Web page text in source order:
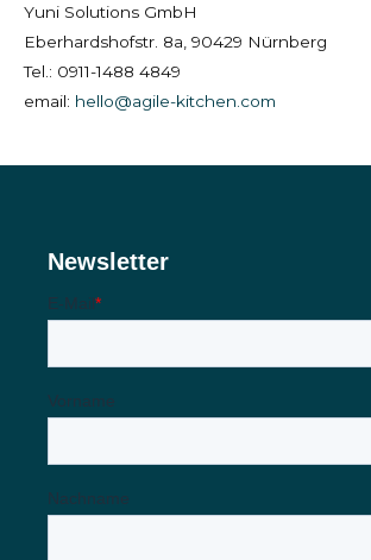
Yuni Solutions GmbH
Eberhardshofstr. 8a, 90429 Nürnberg
Tel.: 0911-1488 4849
email: hello@agile-kitchen.com